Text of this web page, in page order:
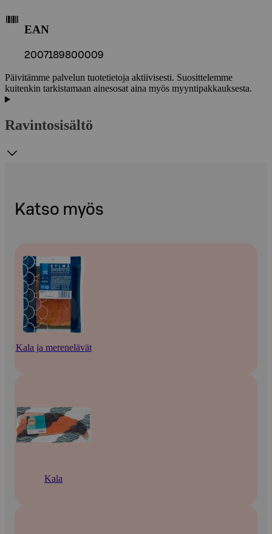
EAN
2007189800009
Päivitämme palvelun tuotetietoja aktiivisesti. Suosittelemme
kuitenkin tarkistamaan ainesosat aina myös myyntipakkauksesta.
Ravintosisältö
Katso myös
Kala ja merenelävät
Kala